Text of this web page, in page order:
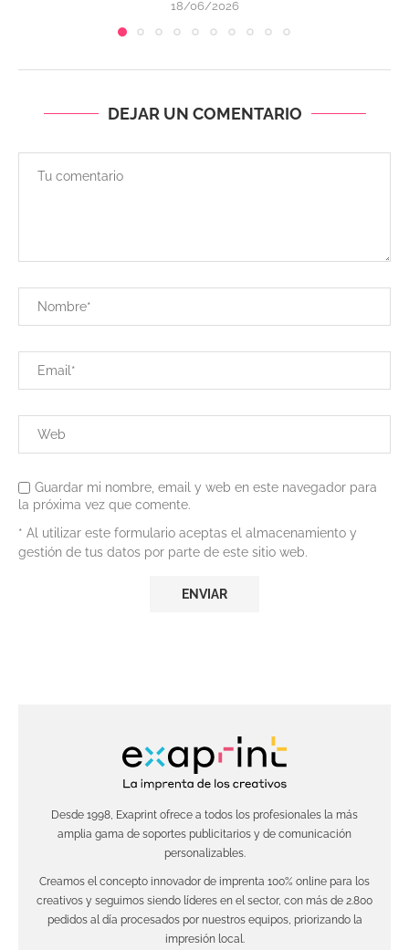
18/06/2026
DEJAR UN COMENTARIO
Guardar mi nombre, email y web en este navegador para
la próxima vez que comente.
* Al utilizar este formulario aceptas el almacenamiento y
gestión de tus datos por parte de este sitio web.
Desde 1998, Exaprint ofrece a todos los profesionales la más
amplia gama de soportes publicitarios y de comunicación
personalizables.
Creamos el concepto innovador de imprenta 100% online para los
creativos y seguimos siendo líderes en el sector, con más de 2.800
pedidos al día procesados por nuestros equipos, priorizando la
impresión local.